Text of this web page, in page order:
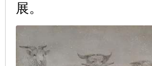
展。